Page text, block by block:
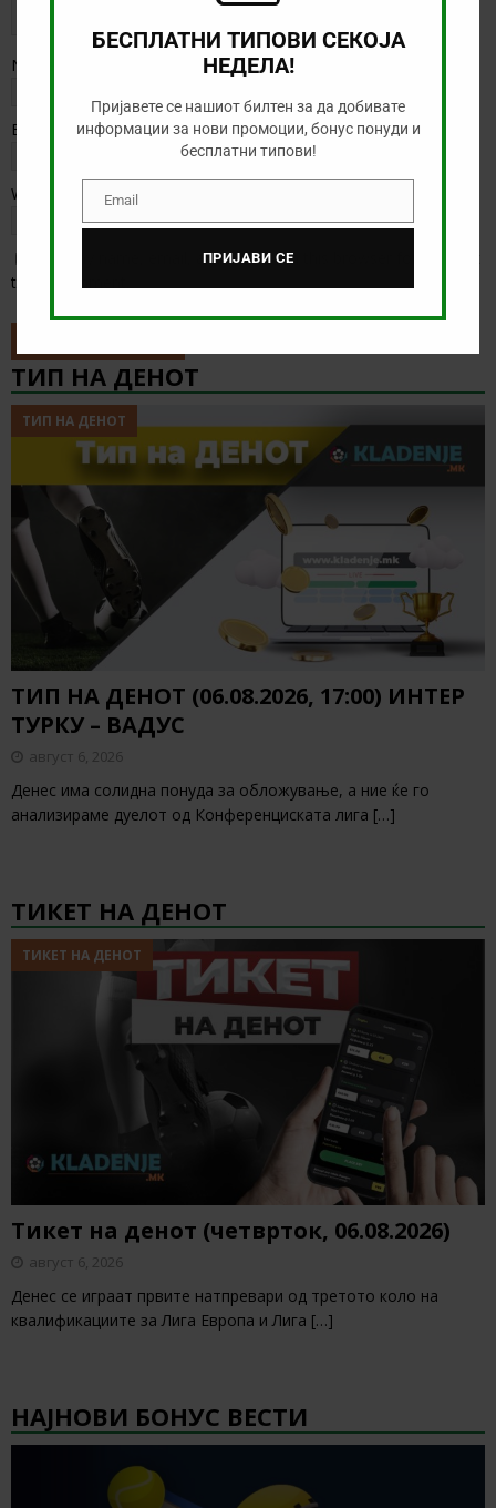
Name
Email
Website
Save my name, email, and website in this browser for the next
time I comment.
ТИП НА ДЕНОТ
ТИП НА ДЕНОТ
ТИП НА ДЕНОТ (06.08.2026, 17:00) ИНТЕР
ТУРКУ – ВАДУС
август 6, 2026
Денес има солидна понуда за обложување, а ние ќе го
анализираме дуелот од Конференциската лига […]
ТИКЕТ НА ДЕНОТ
ТИКЕТ НА ДЕНОТ
Тикет на денот (четврток, 06.08.2026)
август 6, 2026
Денес се играат првите натпревари од третото коло на
квалификациите за Лига Европа и Лига […]
НАЈНОВИ БОНУС ВЕСТИ
БЕСПЛАТНИ ТИПОВИ СЕКОЈА
НЕДЕЛА!
Пријавете се нашиот билтен за да добивате
информации за нови промоции, бонус понуди и
бесплатни типови!
EmailEmail
ПРИЈАВИ СЕ